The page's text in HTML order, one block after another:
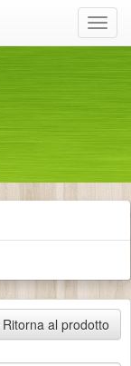
Ritorna al prodotto